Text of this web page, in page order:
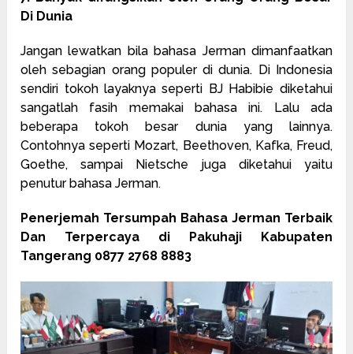
Di Dunia
Jangan lewatkan bila bahasa Jerman dimanfaatkan
oleh sebagian orang populer di dunia. Di Indonesia
sendiri tokoh layaknya seperti BJ Habibie diketahui
sangatlah fasih memakai bahasa ini. Lalu ada
beberapa tokoh besar dunia yang lainnya.
Contohnya seperti Mozart, Beethoven, Kafka, Freud,
Goethe, sampai Nietsche juga diketahui yaitu
penutur bahasa Jerman.
Penerjemah Tersumpah Bahasa Jerman Terbaik
Dan Terpercaya di Pakuhaji Kabupaten
Tangerang 0877 2768 8883